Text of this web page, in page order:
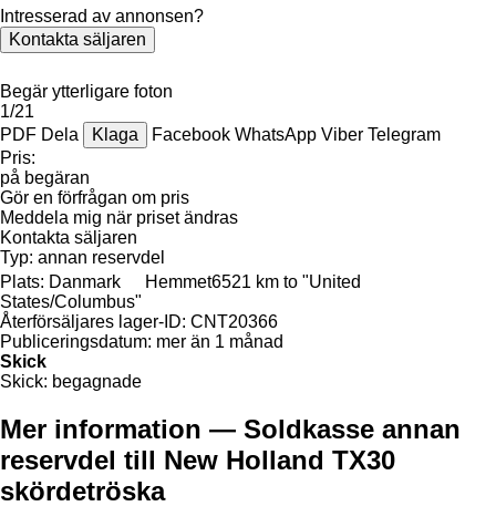
Intresserad av annonsen?
Kontakta säljaren
Begär ytterligare foton
1/21
PDF Dela Klaga Facebook WhatsApp Viber Telegram
Pris:
på begäran
Gör en förfrågan om pris
Meddela mig när priset ändras
Kontakta säljaren
Typ: annan reservdel
Plats: Danmark Hemmet6521 km to "United
States/Columbus"
Återförsäljares lager-ID: CNT20366
Publiceringsdatum: mer än 1 månad
Skick
Skick: begagnade
Mer information — Soldkasse annan
reservdel till New Holland TX30
skördetröska